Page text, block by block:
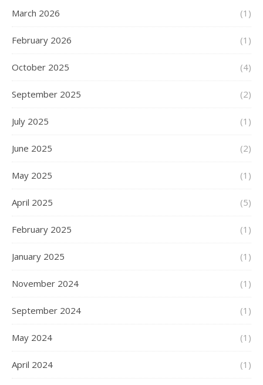
March 2026 (1)
February 2026 (1)
October 2025 (4)
September 2025 (2)
July 2025 (1)
June 2025 (2)
May 2025 (1)
April 2025 (5)
February 2025 (1)
January 2025 (1)
November 2024 (1)
September 2024 (1)
May 2024 (1)
April 2024 (1)